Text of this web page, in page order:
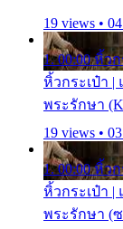
19 views •
1. 00:00 หิ้ว
หิ้วกระเป๋า |
พระรักษา
19 views •
1. 00:00 หิ้ว
หิ้วกระเป๋า |
พระรักษา (